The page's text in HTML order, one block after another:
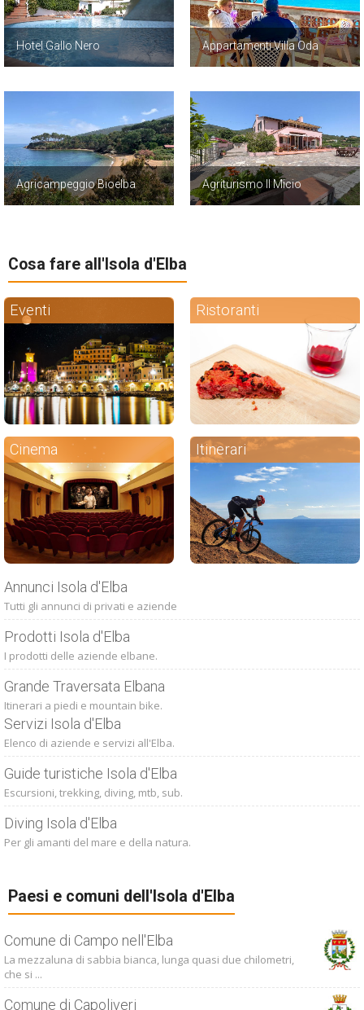
Hotel Gallo Nero Appartamenti Villa Oda
Agricampeggio Bioelba Agriturismo Il Micio
Cosa fare all'Isola d'Elba
Eventi Ristoranti
Cinema Itinerari
Annunci Isola d'Elba
Tutti gli annunci di privati e aziende
Prodotti Isola d'Elba
I prodotti delle aziende elbane.
Grande Traversata Elbana
Itinerari a piedi e mountain bike.
Servizi Isola d'Elba
Elenco di aziende e servizi all'Elba.
Guide turistiche Isola d'Elba
Escursioni, trekking, diving, mtb, sub.
Diving Isola d'Elba
Per gli amanti del mare e della natura.
Paesi e comuni dell'Isola d'Elba
Comune di Campo nell'Elba
La mezzaluna di sabbia bianca, lunga quasi due chilometri,
che si ...
Comune di Capoliveri